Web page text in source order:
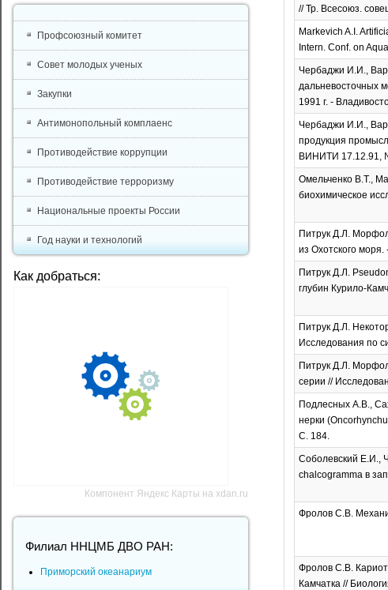
// Тр. Всесоюз.
Markevich A.I.
Intern. Conf. on
Чербаджи И.И.,
дальневосточных
1991 г. -
Чербаджи И.И.,
продукция
ВИНИТИ 17.12.91,
Омельченко В.Т.,
биохимическое
Питрук Д.Л.
из Охотского
Питрук Д.Л.
глубин Курило-
Питрук Д.Л.
Исследования по
Питрук Д.Л.
серии //
Подлесных А.В.,
нерки
С. 184.
Соболевский Е.И.,
chalcogramma в
Фролов С.В.
Фролов С.В.
Камчатка //
Профсоюзный комитет
Совет молодых ученых
Закупки
Антимонопольный комплаенс
Противодействие коррупции
Противодействие терроризму
Национальные проекты России
Год науки и технологий
Как добраться:
Компонент Яндекс Карты на xdan.ru
Филиал ННЦМБ ДВО РАН:
Приморский океанариум